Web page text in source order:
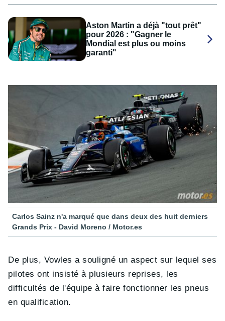
Aston Martin a déjà "tout prêt"
pour 2026 : "Gagner le
Mondial est plus ou moins
garanti"
Carlos Sainz n'a marqué que dans deux des huit derniers
Grands Prix - David Moreno / Motor.es
De plus, Vowles a souligné un aspect sur lequel ses
pilotes ont insisté à plusieurs reprises, les
difficultés de l'équipe à faire fonctionner les pneus
en qualification.